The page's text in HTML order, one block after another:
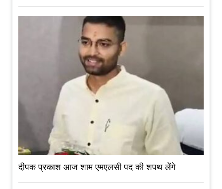
दीपक प्रकाश आज शाम एमएलसी पद की शपथ लेंगे